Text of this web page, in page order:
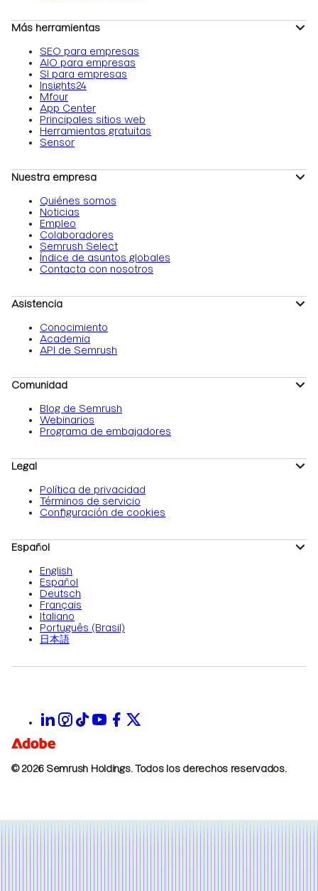
Más herramientas
SEO para empresas
AIO para empresas
SI para empresas
Insights24
Mfour
App Center
Principales sitios web
Herramientas gratuitas
Sensor
Nuestra empresa
Quiénes somos
Noticias
Empleo
Colaboradores
Semrush Select
Índice de asuntos globales
Contacta con nosotros
Asistencia
Conocimiento
Academia
API de Semrush
Comunidad
Blog de Semrush
Webinarios
Programa de embajadores
Legal
Política de privacidad
Términos de servicio
Configuración de cookies
Español
English
Español
Deutsch
Français
Italiano
Português (Brasil)
日本語
© 2026 Semrush Holdings. Todos los derechos reservados.